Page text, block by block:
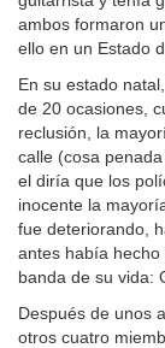
ambos formaron
ello en un Estado
En su estado
de 20 ocasiones,
reclusión, la
calle (cosa
el diría que los
inocente la
fue deteriorando,
antes había
banda de su vida:
Después de unos
otros cuatro